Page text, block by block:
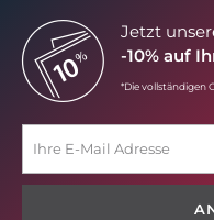
Jetzt
-10% auf
*Die vollständigen